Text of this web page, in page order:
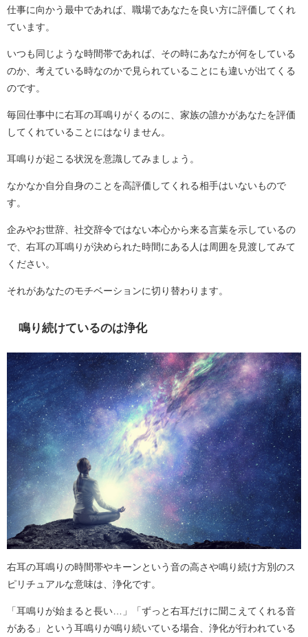
仕事に向かう最中であれば、職場であなたを良い方に評価してくれ
ています。
いつも同じような時間帯であれば、その時にあなたが何をしている
のか、考えている時なのかで見られていることにも違いが出てくる
のです。
毎回仕事中に右耳の耳鳴りがくるのに、家族の誰かがあなたを評価
してくれていることにはなりません。
耳鳴りが起こる状況を意識してみましょう。
なかなか自分自身のことを高評価してくれる相手はいないもので
す。
企みやお世辞、社交辞令ではない本心から来る言葉を示しているの
で、右耳の耳鳴りが決められた時間にある人は周囲を見渡してみて
ください。
それがあなたのモチベーションに切り替わります。
鳴り続けているのは浄化
右耳の耳鳴りの時間帯やキーンという音の高さや鳴り続け方別のス
ピリチュアルな意味は、浄化です。
「耳鳴りが始まると長い…」「ずっと右耳だけに聞こえてくれる音
がある」という耳鳴りが鳴り続いている場合、浄化が行われている